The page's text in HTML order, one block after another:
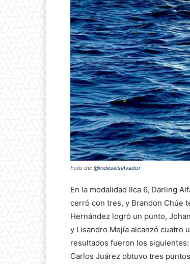
Foto de: @indeselsalvador
En la modalidad Ilca 6, Darling
cerró con tres, y Brandon Chúe
Hernández logró un punto,
y Lisandro Mejía alcanzó cuatro
resultados fueron los
Carlos Juárez obtuvo tres